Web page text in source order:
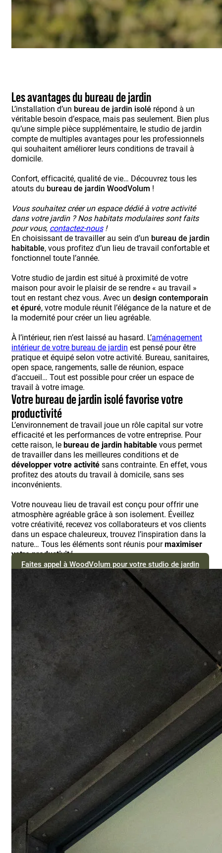
Les avantages du bureau de jardin
L’installation d’un bureau de jardin isolé répond à un
véritable besoin d’espace, mais pas seulement. Bien plus
qu’une simple pièce supplémentaire, le studio de jardin
compte de multiples avantages pour les professionnels
qui souhaitent améliorer leurs conditions de travail à
domicile.
Confort, efficacité, qualité de vie… Découvrez tous les
atouts du bureau de jardin WoodVolum !
Vous souhaitez créer un espace dédié à votre activité
dans votre jardin ? Nos habitats modulaires sont faits
pour vous, contactez-nous!
En choisissant de travailler au sein d’un bureau de jardin
habitable, vous profitez d’un lieu de travail confortable et
fonctionnel toute l’année.
Votre studio de jardin est situé à proximité de votre
maison pour avoir le plaisir de se rendre « au travail »
tout en restant chez vous. Avec un design contemporain
et épuré, votre module réunit l’élégance de la nature et de
la modernité pour créer un lieu agréable.
À l’intérieur, rien n’est laissé au hasard. L’aménagement
intérieur de votre bureau de jardin est pensé pour être
pratique et équipé selon votre activité. Bureau, sanitaires,
open space, rangements, salle de réunion, espace
d’accueil… Tout est possible pour créer un espace de
travail à votre image.
Votre bureau de jardin isolé favorise votre
productivité
L’environnement de travail joue un rôle capital sur votre
efficacité et les performances de votre entreprise. Pour
cette raison, lebureau de jardin habitablevous permet
de travailler dans les meilleures conditions et de
développer votre activitésans contrainte. En effet, vous
profitez des atouts du travail à domicile, sans ses
inconvénients.
Votre nouveau lieu de travail est conçu pour offrir une
atmosphère agréable grâce à son isolement. Éveillez
votre créativité, recevez vos collaborateurs et vos clients
dans un espace chaleureux, trouvez l’inspiration dans la
nature… Tous les éléments sont réunis pourmaximiser
votre productivité.
Faites appel à WoodVolum pour votre studio de jardin